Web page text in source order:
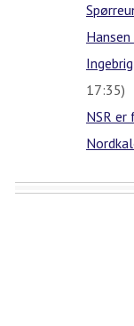
17:35)
NSR